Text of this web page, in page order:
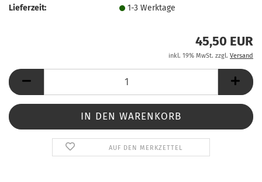
Lieferzeit:
1-3 Werktage
45,50 EUR
inkl. 19% MwSt. zzgl. Versand
AUF DEN MERKZETTEL